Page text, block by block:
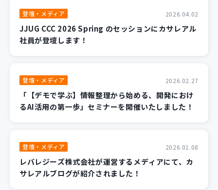
登壇・メディア 2026.04.02
JJUG CCC 2026 Spring のセッションにカサレアル
社員が登壇します！
登壇・メディア 2026.02.27
「【デモで学ぶ】情報整理から始める、開発におけ
るAI活用の第一歩」セミナーを開催いたしました！
登壇・メディア 2026.01.08
レバレジーズ株式会社が運営するメディアにて、カ
サレアルブログが紹介されました！